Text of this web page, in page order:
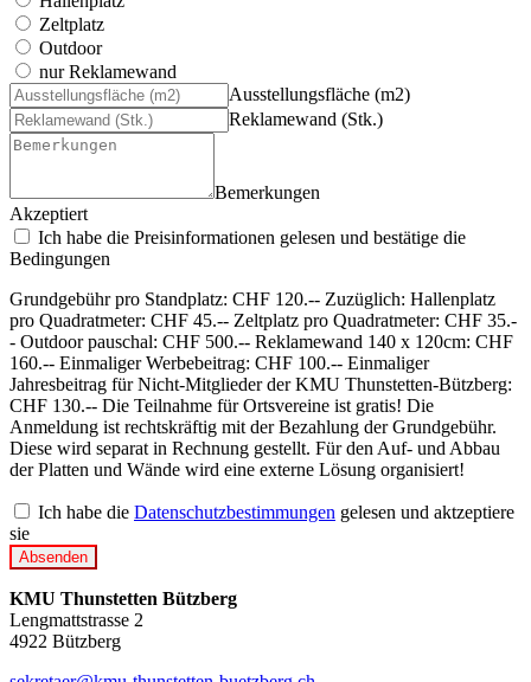
Zeltplatz
Outdoor
nur Reklamewand
Ausstellungsfläche (m2)
Reklamewand (Stk.)
Bemerkungen
Akzeptiert
Ich habe die Preisinformationen gelesen und bestätige die
Bedingungen
Grundgebühr pro Standplatz: CHF 120.-- Zuzüglich: Hallenplatz
pro Quadratmeter: CHF 45.-- Zeltplatz pro Quadratmeter: CHF 35.-
- Outdoor pauschal: CHF 500.-- Reklamewand 140 x 120cm: CHF
160.-- Einmaliger Werbebeitrag: CHF 100.-- Einmaliger
Jahresbeitrag für Nicht-Mitglieder der KMU Thunstetten-Bützberg:
CHF 130.-- Die Teilnahme für Ortsvereine ist gratis! Die
Anmeldung ist rechtskräftig mit der Bezahlung der Grundgebühr.
Diese wird separat in Rechnung gestellt. Für den Auf- und Abbau
der Platten und Wände wird eine externe Lösung organisiert!
Ich habe die Datenschutzbestimmungen gelesen und aktzeptiere
sie
Absenden
KMU Thunstetten Bützberg
Lengmattstrasse 2
4922 Bützberg